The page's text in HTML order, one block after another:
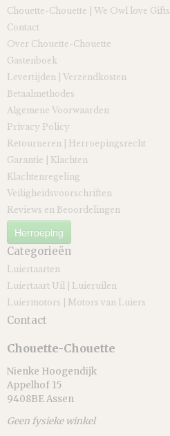
Chouette-Chouette | We Owl love Gifts
Contact
Over Chouette-Chouette
Gastenboek
Levertijden | Verzendkosten
Betaalmethodes
Algemene Voorwaarden
Privacy Policy
Retourneren | Herroepingsrecht
Garantie | Klachten
Klachtenregeling
Veiligheidsvoorschriften
Reviews en Beoordelingen
Herroeping
Categorieën
Luiertaarten
Luiertaart Uil | Luieruilen
Luiermotors | Motors van Luiers
Contact
Chouette-Chouette
Nienke Hoogendijk
Appelhof 15
9408BE Assen
Geen fysieke winkel